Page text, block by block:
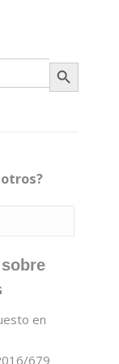
Botón de búsqueda
en
679